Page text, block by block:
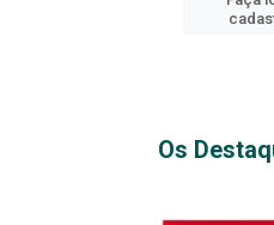
Os